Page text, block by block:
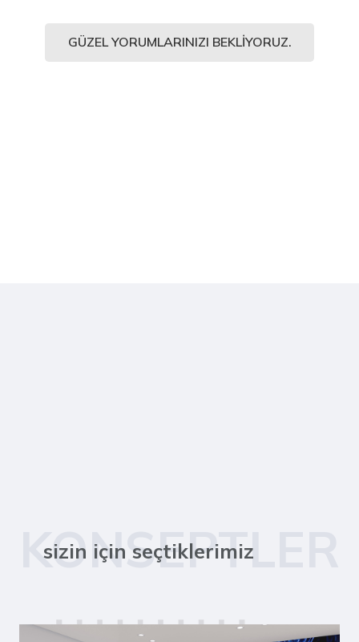
GÜZEL YORUMLARINIZI BEKLIYORUZ.
KONSEPTLER
sizin için seçtiklerimiz